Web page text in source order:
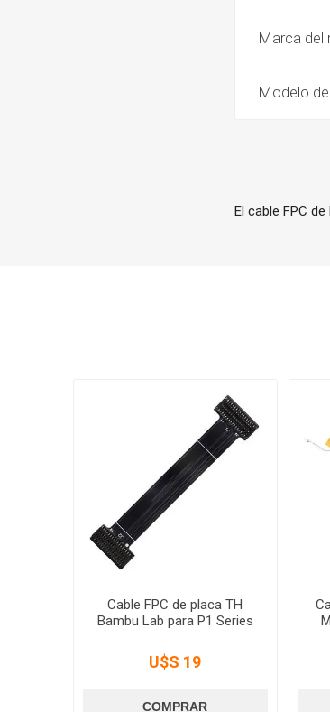
Marca del
Modelo
El cable FPC
Cable FPC de placa TH
Bambu Lab para P1 Series
U$S 19